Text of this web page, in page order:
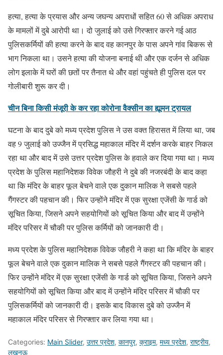
हत्या, हत्या के प्रयास और अन्य जघन्य अपराधों सहित 60 से अधिक अपराध
के मामलों में दुबे आरोपी था। दो जुलाई को उसे गिरफ्तार करने गई आठ
पुलिसकर्मियों की हत्या करने के बाद वह कानपुर के पास अपने गांव बिकरू से
भाग निकला था। उसने हत्या की योजना बनाई थी और एक दर्जन से अधिक
लोग इलाके में घरों की छतों पर तैनात थे और वहां पहुंचते ही पुलिस दल पर
गोलीबारी शुरू कर दी।
चीन बिना किसी मंजूरी के कर रहा कोरोना वैक्सीन का ह्यूमन ट्रायल
घटना के बाद दुबे को मध्य प्रदेश पुलिस ने उस वक्त हिरासत में लिया था, जब
वह 9 जुलाई को उज्जैन में प्रसिद्ध महाकाल मंदिर में दर्शन करके बाहर निकल
रहा था और बाद में उसे उत्तर प्रदेश पुलिस के हवाले कर दिया गया था। मध्य
प्रदेश के पुलिस महानिदेशक विवेक जौहरी ने दुबे की नजरबंदी के बाद कहा
था कि मंदिर के बाहर फूल बेचने वाले एक दुकान मालिक ने सबसे पहले
गैंगस्टर की पहचान की। फिर उन्होंने मंदिर में एक सुरक्षा एजेंसी के गार्ड को
सूचित किया, जिसने अपने सहयोगियों को सूचित किया और बाद में उन्होंने
मंदिर परिसर में चौकी पर पुलिस कर्मियों को जानकारी दी।
मध्य प्रदेश के पुलिस महानिदेशक विवेक जौहरी ने कहा था कि मंदिर के बाहर
फूल बेचने वाले एक दुकान मालिक ने सबसे पहले गैंगस्टर की पहचान की।
फिर उन्होंने मंदिर में एक सुरक्षा एजेंसी के गार्ड को सूचित किया, जिसने अपने
सहयोगियों को सूचित किया और बाद में उन्होंने मंदिर परिसर में चौकी पर
पुलिसकर्मियों को जानकारी दी। इसके बाद विकास दुबे को उज्जैन में
महाकाल मंदिर परिसर से गिरफ्तार कर लिया गया था।
Categories: Main Slider, उत्तर प्रदेश, कानपुर, क्राइम, मध्य प्रदेश, राष्ट्रीय,
लखनऊ